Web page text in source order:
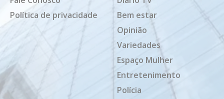
Política de privacidade
Bem estar
Opinião
Variedades
Espaço Mulher
Entretenimento
Polícia